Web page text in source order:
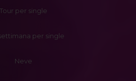
Tour per single
per single
Neve